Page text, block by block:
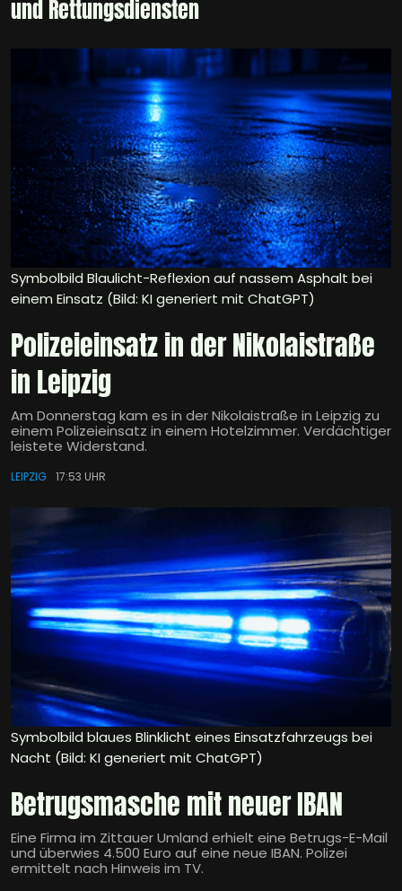
und Rettungsdiensten
Symbolbild Blaulicht-Reflexion auf nassem Asphalt bei
einem Einsatz (Bild: KI generiert mit ChatGPT)
Polizeieinsatz in der Nikolaistraße
in Leipzig
Am Donnerstag kam es in der Nikolaistraße in Leipzig zu
einem Polizeieinsatz in einem Hotelzimmer. Verdächtiger
leistete Widerstand.
LEIPZIG 17:53 UHR
Symbolbild blaues Blinklicht eines Einsatzfahrzeugs bei
Nacht (Bild: KI generiert mit ChatGPT)
Betrugsmasche mit neuer IBAN
Eine Firma im Zittauer Umland erhielt eine Betrugs-E-Mail
und überwies 4.500 Euro auf eine neue IBAN. Polizei
ermittelt nach Hinweis im TV.